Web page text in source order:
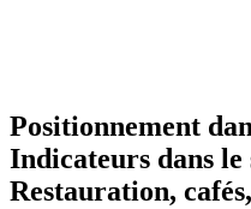
Positionnement
Indicateurs dans le
Restauration,